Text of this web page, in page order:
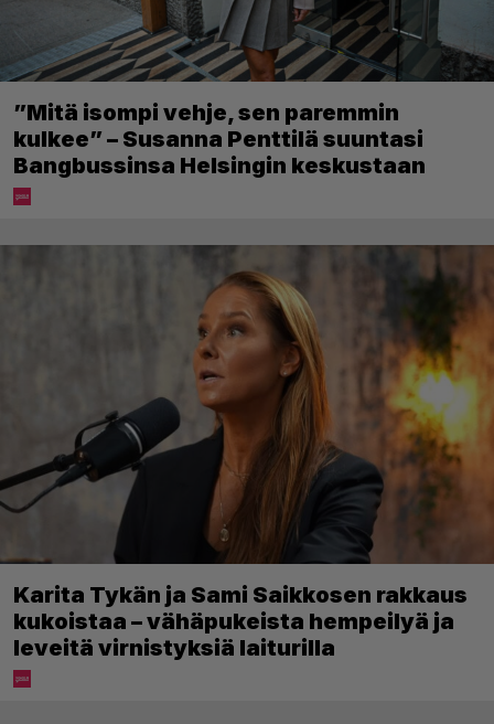
”Mitä isompi vehje, sen paremmin
kulkee” – Susanna Penttilä suuntasi
Bangbussinsa Helsingin keskustaan
Karita Tykän ja Sami Saikkosen rakkaus
kukoistaa – vähäpukeista hempeilyä ja
leveitä virnistyksiä laiturilla